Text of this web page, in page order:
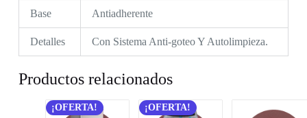
Base Antiadherente
Detalles Con Sistema Anti-goteo Y Autolimpieza.
Productos relacionados
¡OFERTA! ¡OFERTA!